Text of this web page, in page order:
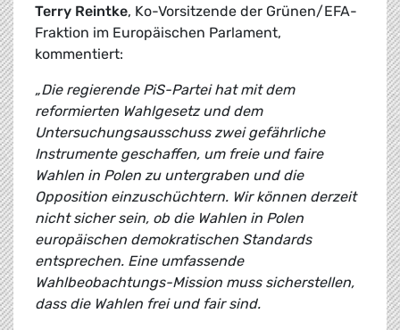
Terry Reintke, Ko-Vorsitzende der Grünen/EFA-
Fraktion im Europäischen Parlament,
kommentiert:
„Die regierende PiS-Partei hat mit dem
reformierten Wahlgesetz und dem
Untersuchungsausschuss zwei gefährliche
Instrumente geschaffen, um freie und faire
Wahlen in Polen zu untergraben und die
Opposition einzuschüchtern. Wir können derzeit
nicht sicher sein, ob die Wahlen in Polen
europäischen demokratischen Standards
entsprechen. Eine umfassende
Wahlbeobachtungs-Mission muss sicherstellen,
dass die Wahlen frei und fair sind.